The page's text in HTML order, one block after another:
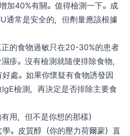
加40%有關。值得檢測一下。成
通常是安全的，但劑量應該根據
的食物過敏只在20-30%的患者
疹。沒有檢測就隨便排除食物，
處。如果你懷疑有食物誘發因
檢測，再決定是否排除主要食
用，但不是你想的那樣）
。皮質醇（你的壓力荷爾蒙）直